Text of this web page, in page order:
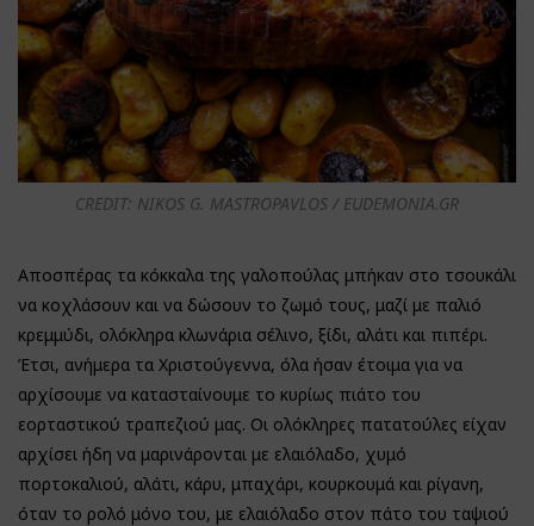
CREDIT: NIKOS G. MASTROPAVLOS / EUDEMONIA.GR
Αποσπέρας τα κόκκαλα της γαλοπούλας μπήκαν στο τσουκάλι
να κοχλάσουν και να δώσουν το ζωμό τους, μαζί με παλιό
κρεμμύδι, ολόκληρα κλωνάρια σέλινο, ξίδι, αλάτι και πιπέρι.
Έτσι, ανήμερα τα Χριστούγεννα, όλα ήσαν έτοιμα για να
αρχίσουμε να κατασταίνουμε το κυρίως πιάτο του
εορταστικού τραπεζιού μας. Οι ολόκληρες πατατούλες είχαν
αρχίσει ήδη να μαρινάρονται με ελαιόλαδο, χυμό
πορτοκαλιού, αλάτι, κάρυ, μπαχάρι, κουρκουμά και ρίγανη,
όταν το ρολό μόνο του, με ελαιόλαδο στον πάτο του ταψιού